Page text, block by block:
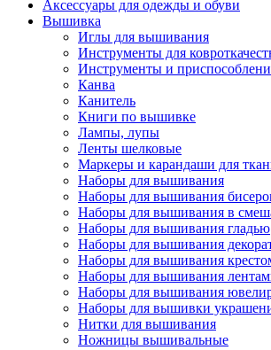
Аксессуары для одежды и обуви
Вышивка
Иглы для вышивания
Инструменты для
Инструменты и
Канва
Канитель
Книги по вышивке
Лампы, лупы
Ленты шелковые
Маркеры и карандаши для
Наборы для вышивания
Наборы для вышивания
Наборы для вышивания в
Наборы для вышивания гладью
Наборы для вышивания
Наборы для вышивания
Наборы для вышивания
Наборы для вышивания
Наборы для вышивки
Нитки для вышивания
Ножницы вышивальные